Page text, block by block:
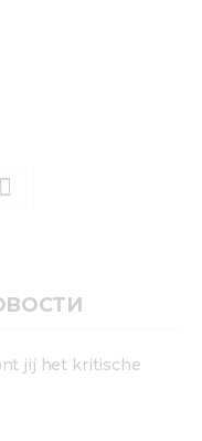
jij het kritische